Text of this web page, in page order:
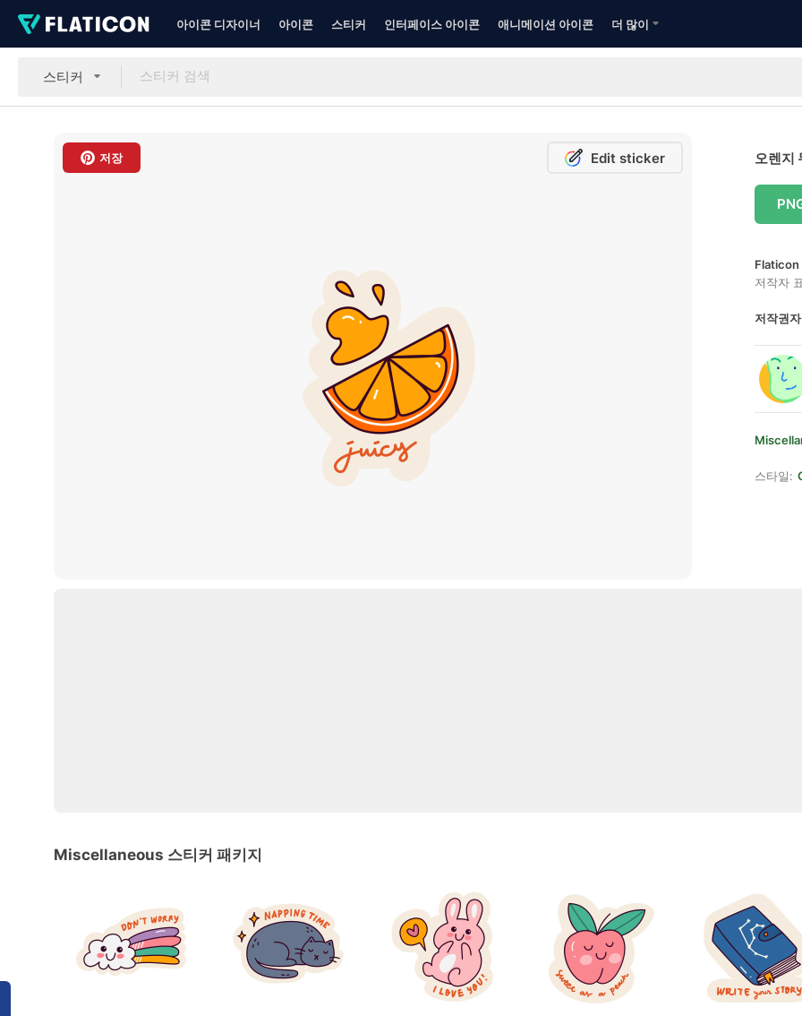
아이콘 디자이너 아이콘 스티커 인터페이스 아이콘 애니메이션 아이콘 더 많이
스티커
저장 Edit sticker 오렌지
Flaticon
저작자
저작권
스타일:
Miscellaneous 스티커 패키지